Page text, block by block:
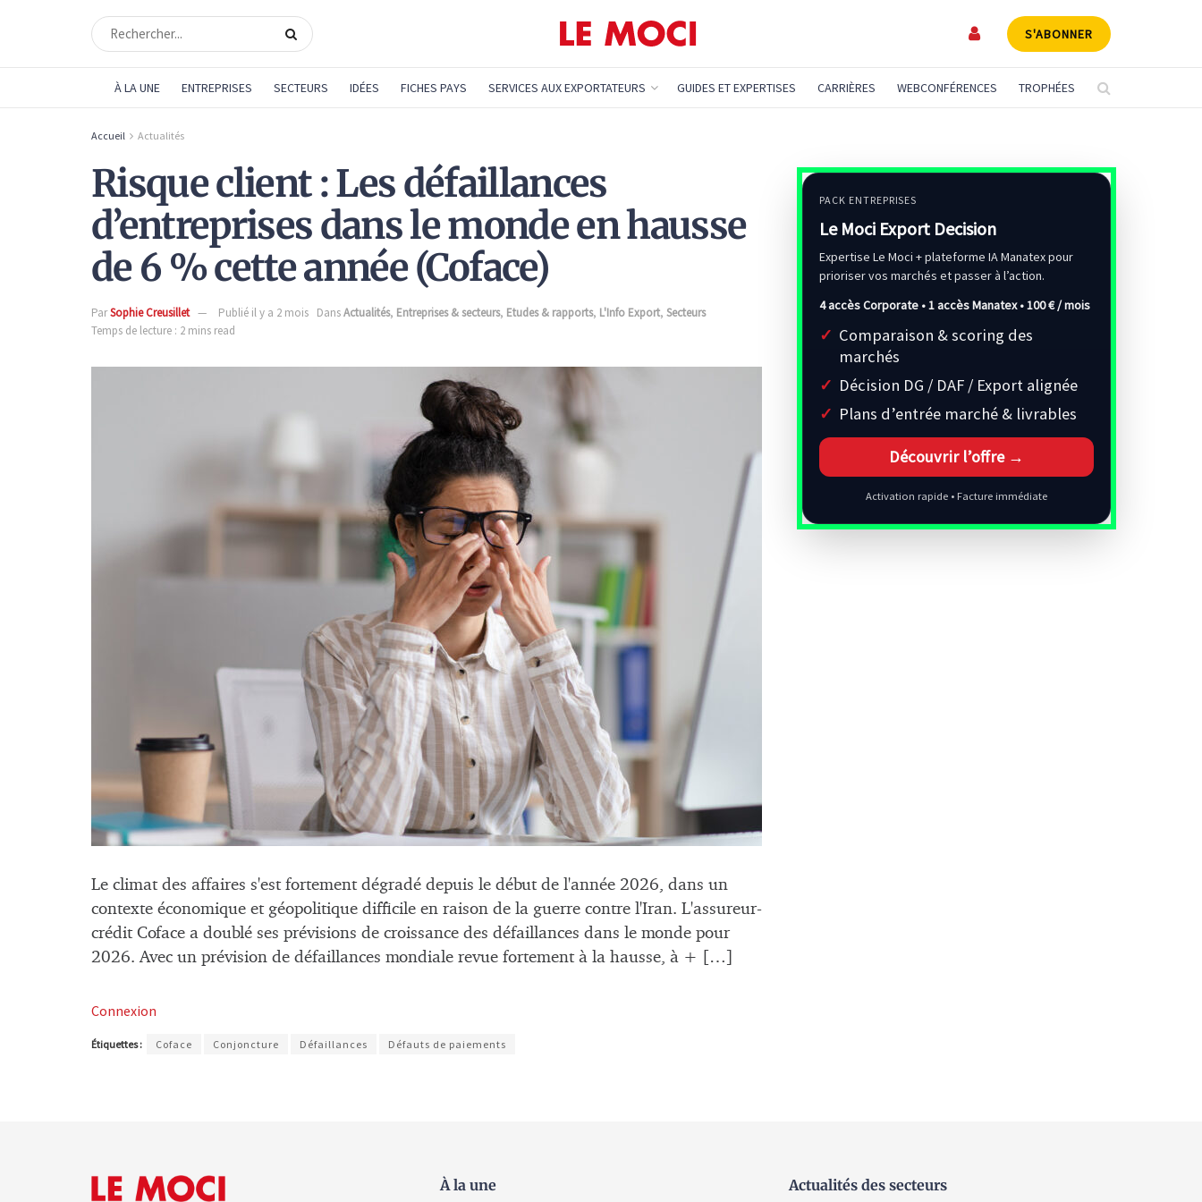
S'ABONNER
À LA UNE ENTREPRISES SECTEURS IDÉES FICHES PAYS SERVICES AUX EXPORTATEURS GUIDES ET EXPERTISES CARRIÈRES WEBCONFÉRENCES TROPHÉES
Accueil Actualités
Risque client : Les défaillances
d’entreprises dans le monde en hausse
de 6 % cette année (Coface)
ParSophie Creusillet Publié il y a 2 mois DansActualités, Entreprises & secteurs, Etudes & rapports, L'Info Export, Secteurs
Temps de lecture : 2 mins read
Le climat des affaires s'est fortement dégradé depuis le début de l'année 2026, dans un
contexte économique et géopolitique difficile en raison de la guerre contre l'Iran. L'assureur-
crédit Coface a doublé ses prévisions de croissance des défaillances dans le monde pour
2026. Avec un prévision de défaillances mondiale revue fortement à la hausse, à + […]
Connexion
Étiquettes : Coface Conjoncture Défaillances Défauts de paiements
PACK ENTREPRISES
Le Moci Export Decision
Expertise Le Moci + plateforme IA Manatex pour
prioriser vos marchés et passer à l’action.
4 accès Corporate • 1 accès Manatex •100 € / mois
Comparaison & scoring des
marchés
Décision DG / DAF / Export alignée
Plans d’entrée marché & livrables
Découvrir l’offre →
Activation rapide • Facture immédiate
À la une Actualités des secteurs